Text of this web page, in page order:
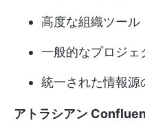
高度な組織ツール
一般的なプロジェ
統一された情報源
アトラシアン